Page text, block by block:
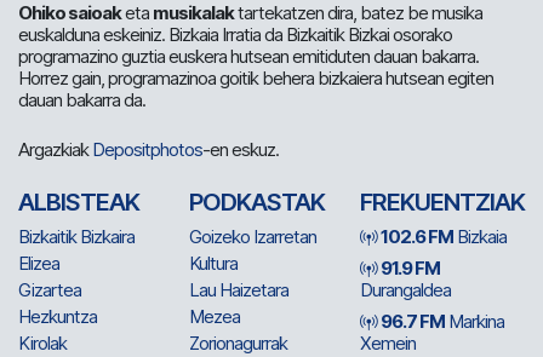
Ohiko saioaketa musikalaktartekatzen dira, batez be musika
euskalduna eskeiniz. Bizkaia Irratia da Bizkaitik Bizkai osorako
programazino guztia euskera hutsean emitiduten dauan bakarra.
Horrez gain, programazinoa goitik behera bizkaiera hutsean egiten
dauan bakarra da.
ArgazkiakDepositphotos-en eskuz.
ALBISTEAK
Bizkaitik Bizkaira
Elizea
Gizartea
Hezkuntza
Kirolak
PODKASTAK
Goizeko Izarretan
Kultura
Lau Haizetara
Mezea
Zorionagurrak
FREKUENTZIAK
102.6 FM Bizkaia
91.9 FM
Durangaldea
96.7 FM Markina
Xemein